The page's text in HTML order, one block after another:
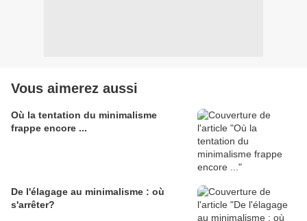
Vous aimerez aussi
Où la tentation du minimalisme
frappe encore ...
De l'élagage au minimalisme : où
s'arrêter?